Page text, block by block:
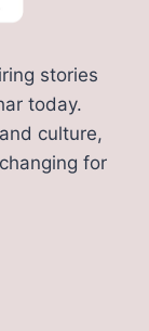
stories
today.
culture,
for